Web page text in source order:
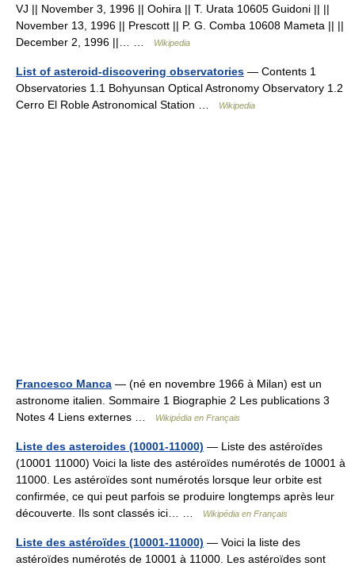
VJ || November 3, 1996 || Oohira || T. Urata 10605 Guidoni || ||
November 13, 1996 || Prescott || P. G. Comba 10608 Mameta || ||
December 2, 1996 ||… …
Wikipedia
List of asteroid-discovering observatories — Contents 1
Observatories 1.1 Bohyunsan Optical Astronomy Observatory 1.2
Cerro El Roble Astronomical Station …
Wikipedia
Francesco Manca — (né en novembre 1966 à Milan) est un
astronome italien. Sommaire 1 Biographie 2 Les publications 3
Notes 4 Liens externes …
Wikipédia en Français
Liste des asteroides (10001-11000) — Liste des astéroïdes
(10001 11000) Voici la liste des astéroïdes numérotés de 10001 à
11000. Les astéroïdes sont numérotés lorsque leur orbite est
confirmée, ce qui peut parfois se produire longtemps après leur
découverte. Ils sont classés ici… …
Wikipédia en Français
Liste des astéroïdes (10001-11000) — Voici la liste des
astéroïdes numérotés de 10001 à 11000. Les astéroïdes sont